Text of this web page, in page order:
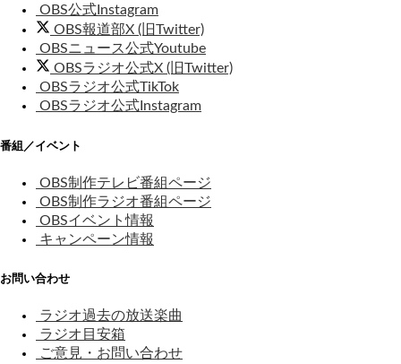
OBS公式Instagram
OBS報道部X (旧Twitter)
OBSニュース公式Youtube
OBSラジオ公式X (旧Twitter)
OBSラジオ公式TikTok
OBSラジオ公式Instagram
番組／イベント
OBS制作テレビ番組ページ
OBS制作ラジオ番組ページ
OBSイベント情報
キャンペーン情報
お問い合わせ
ラジオ過去の放送楽曲
ラジオ目安箱
ご意見・お問い合わせ